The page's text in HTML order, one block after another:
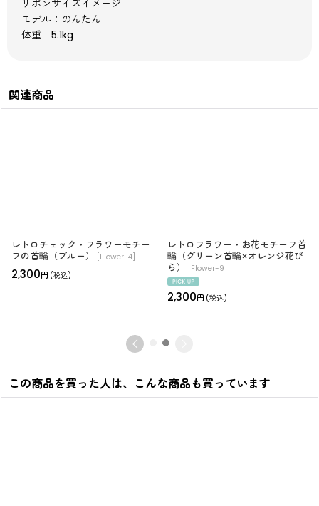
リボンサイズイメージ
モデル：のんたん
体重 5.1kg
関連商品
レトロチェック・フラワーモチー
フの首輪（ブルー）
[Flower-4]
2,300円 (税込)
レトロフラワー・お花モチーフ首
輪（グリーン首輪×オレンジ花び
ら）
[Flower-9]
2,300円 (税込)
この商品を買った人は、こんな商品も買っています